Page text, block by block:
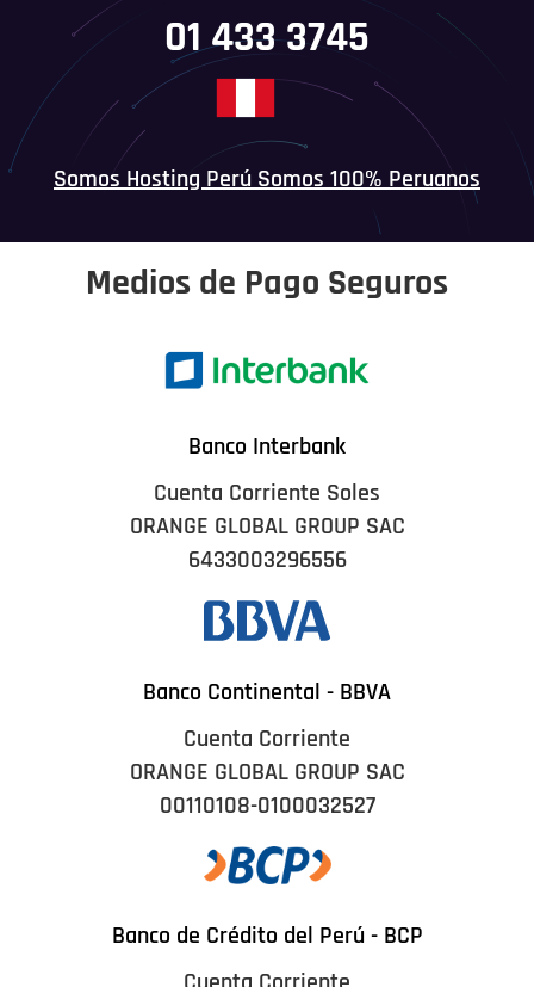
01 433 3745
Somos Hosting Perú Somos 100% Peruanos
Medios de Pago Seguros
Banco Interbank
Cuenta Corriente Soles
ORANGE GLOBAL GROUP SAC
6433003296556
Banco Continental - BBVA
Cuenta Corriente
ORANGE GLOBAL GROUP SAC
00110108-0100032527
Banco de Crédito del Perú - BCP